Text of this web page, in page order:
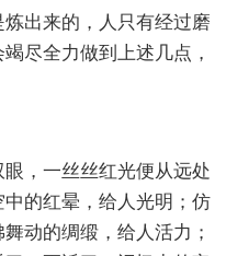
出来的，人只有经过磨
尽全力做到上述几点，
，一丝丝红光便从远处
的红晕，给人光明；仿
动的绸缎，给人活力；